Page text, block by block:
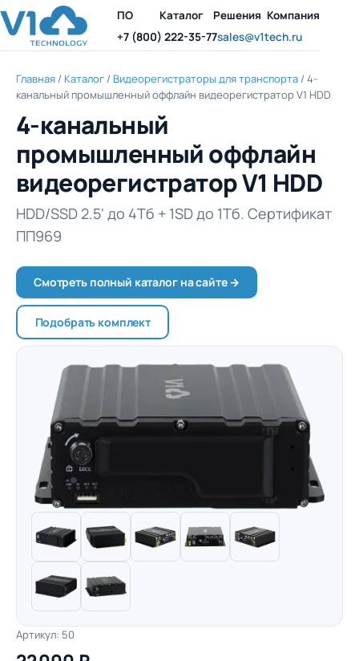
ПО Каталог Решения Компания
+7 (800) 222-35-77sales@v1tech.ru
Главная / Каталог / Видеорегистраторы для транспорта / 4-
канальный промышленный оффлайн видеорегистратор V1 HDD
4-канальный
промышленный оффлайн
видеорегистратор V1 HDD
HDD/SSD 2.5' до 4Тб + 1SD до 1Тб. Сертификат
ПП969
Смотреть полный каталог на сайте →
Подобрать комплект
Артикул: 50